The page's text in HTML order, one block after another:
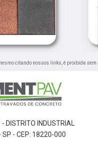
citando nossos links, é proibida
DISTRITO INDUSTRIAL
- CEP: 18220-000